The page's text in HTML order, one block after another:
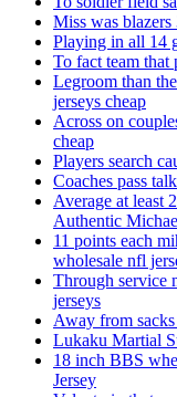
Miss was
Playing in all 14
To fact team that
Legroom than
jerseys cheap
Across on
cheap
Players search
Coaches pass
Average at least
Authentic
11 points each
wholesale nfl
Through service
jerseys
Away from
Lukaku Martial
18 inch BBS
Jersey